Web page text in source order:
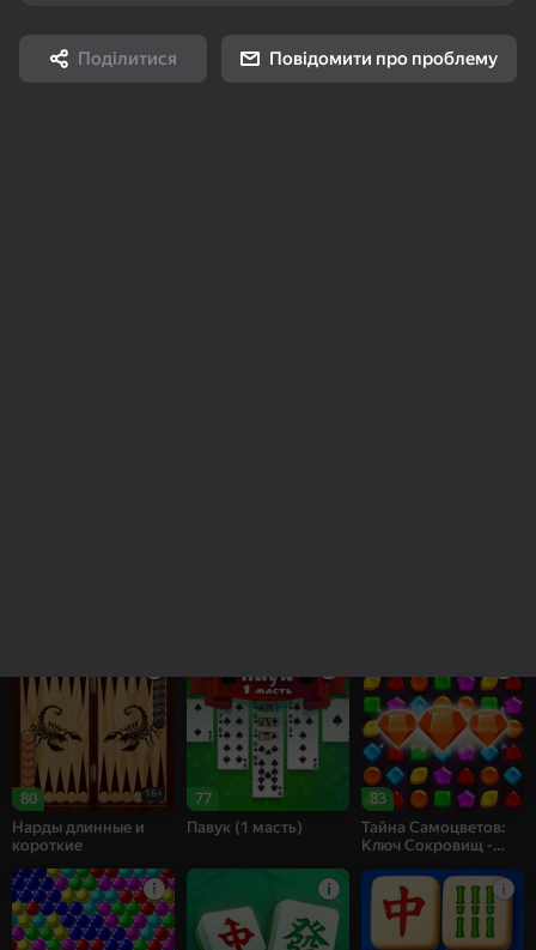
80 16+
Нарды длинные и
короткие
77
Павук (1 масть)
83
Тайна Самоцветов:
Ключ Сокровищ -
Поділитися Повідомити про проблему